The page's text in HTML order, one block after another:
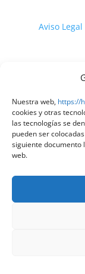
Nuestra web, https://
cookies y otras
las tecnologías se
pueden ser
siguiente documento
web.
Aviso Legal
@ 2025
Compliance
¿Quieres